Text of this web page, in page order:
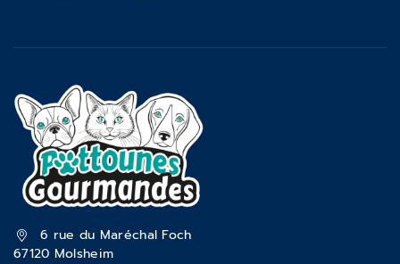
6 rue du Maréchal Foch
67120 Molsheim